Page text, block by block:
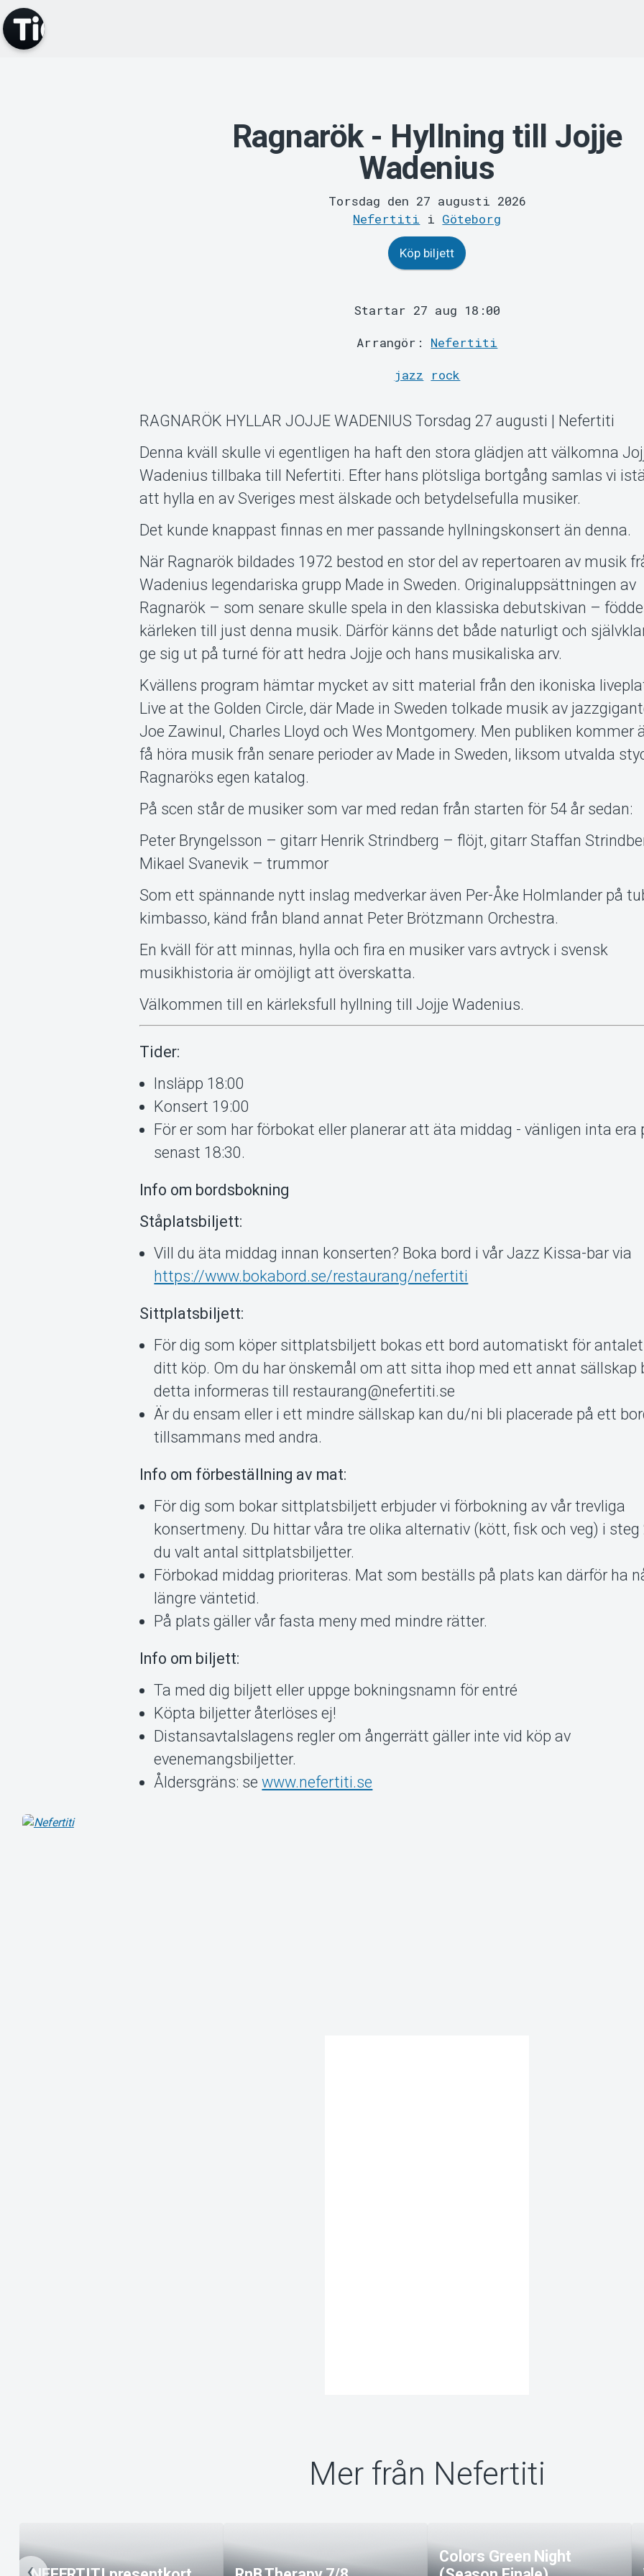
Ragnarök - Hyllning till Jojje
Wadenius
Torsdag den 27 augusti 2026
Nefertiti i Göteborg
Köp biljett
Startar 27 aug 18:00
Arrangör: Nefertiti
jazz
rock
RAGNARÖK HYLLAR JOJJE WADENIUS Torsdag 27 augusti | Nefertiti
Denna kväll skulle vi egentligen ha haft den stora glädjen att välkomna
Wadenius tillbaka till Nefertiti. Efter hans plötsliga bortgång samlas vi
att hylla en av Sveriges mest älskade och betydelsefulla musiker.
Det kunde knappast finnas en mer passande hyllningskonsert än denna.
När Ragnarök bildades 1972 bestod en stor del av repertoaren av musik
Wadenius legendariska grupp Made in Sweden. Originaluppsättningen av
Ragnarök – som senare skulle spela in den klassiska debutskivan –
kärleken till just denna musik. Därför känns det både naturligt och
ge sig ut på turné för att hedra Jojje och hans musikaliska arv.
Kvällens program hämtar mycket av sitt material från den ikoniska
Live at the Golden Circle, där Made in Sweden tolkade musik av
Joe Zawinul, Charles Lloyd och Wes Montgomery. Men publiken kommer
få höra musik från senare perioder av Made in Sweden, liksom utvalda
Ragnaröks egen katalog.
På scen står de musiker som var med redan från starten för 54 år sedan:
Peter Bryngelsson – gitarr Henrik Strindberg – flöjt, gitarr Staffan
Mikael Svanevik – trummor
Som ett spännande nytt inslag medverkar även Per-Åke Holmlander på
kimbasso, känd från bland annat Peter Brötzmann Orchestra.
En kväll för att minnas, hylla och fira en musiker vars avtryck i svensk
musikhistoria är omöjligt att överskatta.
Välkommen till en kärleksfull hyllning till Jojje Wadenius.
Tider:
Insläpp 18:00
Konsert 19:00
För er som har förbokat eller planerar att äta middag - vänligen inta era
senast 18:30.
Info om bordsbokning
Ståplatsbiljett:
Vill du äta middag innan konserten? Boka bord i vår Jazz Kissa-bar via
https://www.bokabord.se/restaurang/nefertiti
Sittplatsbiljett:
För dig som köper sittplatsbiljett bokas ett bord automatiskt för
ditt köp. Om du har önskemål om att sitta ihop med ett annat sällskap
detta informeras till restaurang@nefertiti.se
Är du ensam eller i ett mindre sällskap kan du/ni bli placerade på ett
tillsammans med andra.
Info om förbeställning av mat:
För dig som bokar sittplatsbiljett erbjuder vi förbokning av vår trevliga
konsertmeny. Du hittar våra tre olika alternativ (kött, fisk och veg) i
du valt antal sittplatsbiljetter.
Förbokad middag prioriteras. Mat som beställs på plats kan därför ha
längre väntetid.
På plats gäller vår fasta meny med mindre rätter.
Info om biljett:
Ta med dig biljett eller uppge bokningsnamn för entré
Köpta biljetter återlöses ej!
Distansavtalslagens regler om ångerrätt gäller inte vid köp av
evenemangsbiljetter.
Åldersgräns: sewww.nefertiti.se
Mer från Nefertiti
Colors Green Night